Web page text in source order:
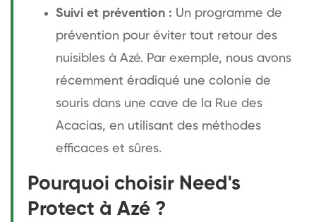
Suivi et prévention : Un programme de
prévention pour éviter tout retour des
nuisibles à Azé. Par exemple, nous avons
récemment éradiqué une colonie de
souris dans une cave de la Rue des
Acacias, en utilisant des méthodes
efficaces et sûres.
Pourquoi choisir Need's
Protect à Azé ?